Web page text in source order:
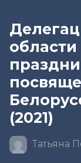
(2021)
Татьяна